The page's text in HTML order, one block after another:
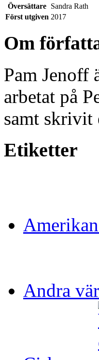
Översättare Sandra Rath
Först utgiven 2017
Om
Pam Jenoff
arbetat på
samt skrivit
Etiketter
Andra